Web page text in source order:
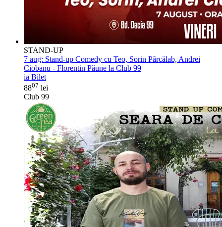
STAND-UP
7 aug: Stand-up Comedy cu Teo, Sorin Pârcălab, Andrei
Ciobanu - Florentin Păune la Club 99
ia Bilet
8807 lei
Club 99